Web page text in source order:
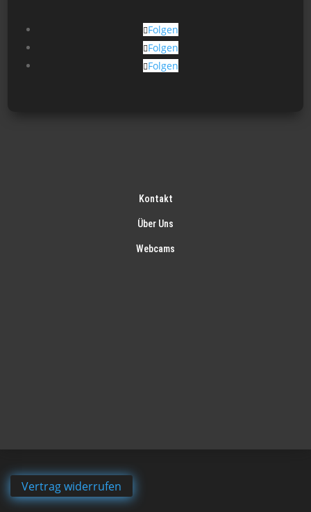
Folgen
Folgen
Folgen
Kontakt
Über Uns
Webcams
Vertrag widerrufen